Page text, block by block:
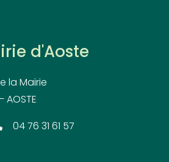
d'Aoste
la Mairie
AOSTE
04 76 31 61 57